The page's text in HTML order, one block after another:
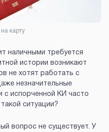
карту
наличными требуется
истории возникают
не хотят работать с
незначительные
с испорченной КИ часто
ситуации?
вопрос не существует. У